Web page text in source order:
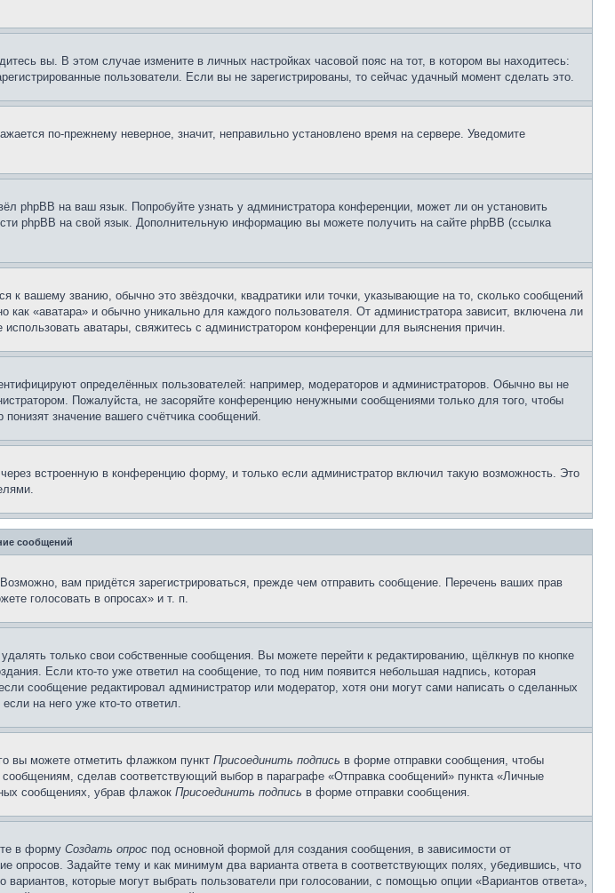
вы. В этом случае измените в личных настройках часовой пояс на тот, в котором вы находитесь:
пользователи. Если вы не зарегистрированы, то сейчас удачный момент сделать это.
по-прежнему неверное, значит, неправильно установлено время на сервере. Уведомите
phpBB на ваш язык. Попробуйте узнать у администратора конференции, может ли он установить
phpBB на свой язык. Дополнительную информацию вы можете получить на сайте phpBB (ссылка
к вашему званию, обычно это звёздочки, квадратики или точки, указывающие на то, сколько сообщений
«аватара» и обычно уникально для каждого пользователя. От администратора зависит, включена ли
аватары, свяжитесь с администратором конференции для выяснения причин.
определённых пользователей: например, модераторов и администраторов. Обычно вы не
Пожалуйста, не засоряйте конференцию ненужными сообщениями только для того, чтобы
значение вашего счётчика сообщений.
встроенную в конференцию форму, и только если администратор включил такую возможность. Это
сообщений
вам придётся зарегистрироваться, прежде чем отправить сообщение. Перечень ваших прав
голосовать в опросах» и т. п.
только свои собственные сообщения. Вы можете перейти к редактированию, щёлкнув по кнопке
Если кто-то уже ответил на сообщение, то под ним появится небольшая надпись, которая
сообщение редактировал администратор или модератор, хотя они могут сами написать о сделанных
на него уже кто-то ответил.
вы можете отметить флажком пункт Присоединить подпись в форме отправки сообщения, чтобы
сделав соответствующий выбор в параграфе «Отправка сообщений» пункта «Личные
сообщениях, убрав флажок Присоединить подпись в форме отправки сообщения.
в форму Создать опрос под основной формой для создания сообщения, в зависимости от
опросов. Задайте тему и как минимум два варианта ответа в соответствующих полях, убедившись, что
которые могут выбрать пользователи при голосовании, с помощью опции «Вариантов ответа»,